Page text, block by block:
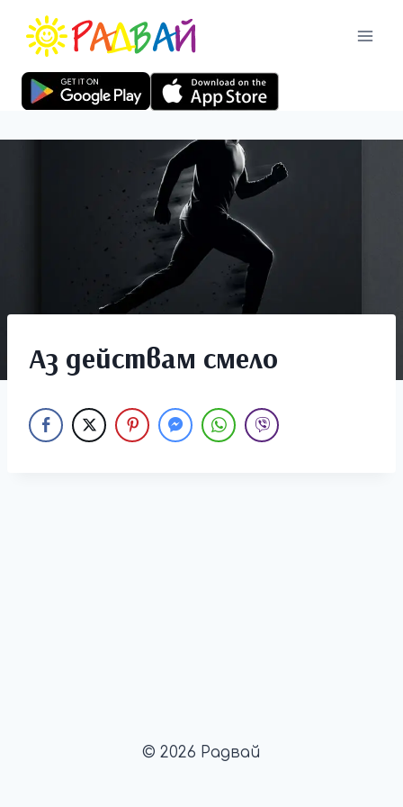
Аз действам смело
© 2026 Радвай